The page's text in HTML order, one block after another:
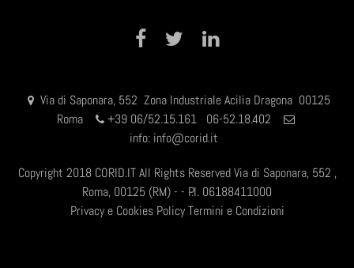
Facebook Twitter
Via di Saponara, 552 Zona Industriale Acilia Dragona 00125
Roma
+39 06/52.15.161 06-52.18.402
info: info@corid.it
Copyright 2018 CORID.IT All Rights Reserved Via di Saponara, 552 ,
Roma, 00125 (RM) - - P.I. 06188411000
Privacy e Cookies Policy Termini e Condizioni